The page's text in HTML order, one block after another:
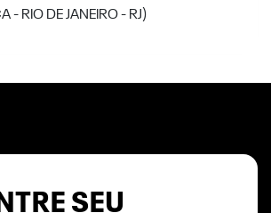
- RIO DE JANEIRO - RJ)
SEU